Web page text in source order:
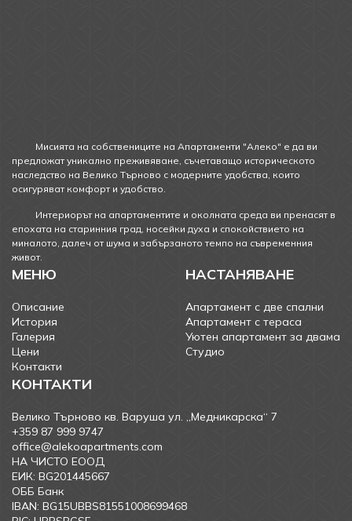
Мисията на собствениците на Апартаменти "Алеко" е да ви
предложат уникално преживяване, съчетаващо историческото
наследство на Велико Търново с модерните удобства, които
осигуряват комфорт и удобство.
Интериорът на апартаментите и околната среда ви пренасят в
епохата на старинния град, носейки духа и спокойствието на
миналото, далеч от шума и забързаното темпо на съвременния
живот.
МЕНЮ
Описание
История
Галерия
Цени
Контакти
НАСТАНЯВАНЕ
Апартамент с две спални
Апартамент с тераса
Уютен апартамент за двама
Студиo
КОНТАКТИ
Велико Търново кв. Варуша ул. „Медникарска“ 7
+359 87 999 9747
office@alekoapartments.com
НА ЧИСТО ЕООД
ЕИК: BG201445667
ОББ Банк
IBAN: BG15UBBS81551008699468